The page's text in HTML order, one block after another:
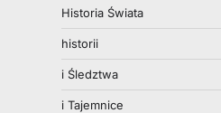
Historia Świata
historii
i Śledztwa
i Tajemnice